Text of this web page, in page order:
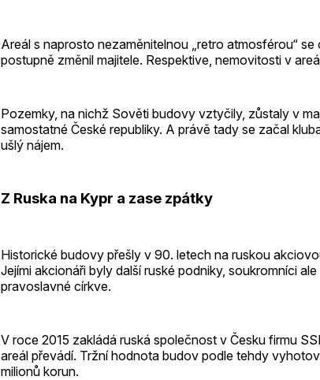
Areál s naprosto nezaměnitelnou „retro atmosférou“
postupně změnil majitele. Respektive, nemovitosti v
Pozemky, na nichž Sověti budovy vztyčily, zůstaly v
samostatné České republiky. A právě tady se začal
ušlý nájem.
Z Ruska na Kypr a zase zpátky
Historické budovy přešly v 90. letech na ruskou
Jejími akcionáři byly další ruské podniky, soukromníci
pravoslavné církve.
V roce 2015 zakládá ruská společnost v Česku firmu
areál převádí. Tržní hodnota budov podle tehdy
milionů korun.